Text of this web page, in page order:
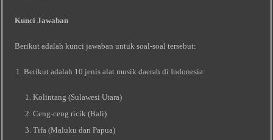
Kunci Jawaban
Berikut adalah kunci jawaban untuk soal-soal tersebut:
Berikut adalah 10 jenis alat musik daerah di Indonesia:
Kolintang (Sulawesi Utara)
Ceng-ceng ricik (Bali)
Tifa (Maluku dan Papua)